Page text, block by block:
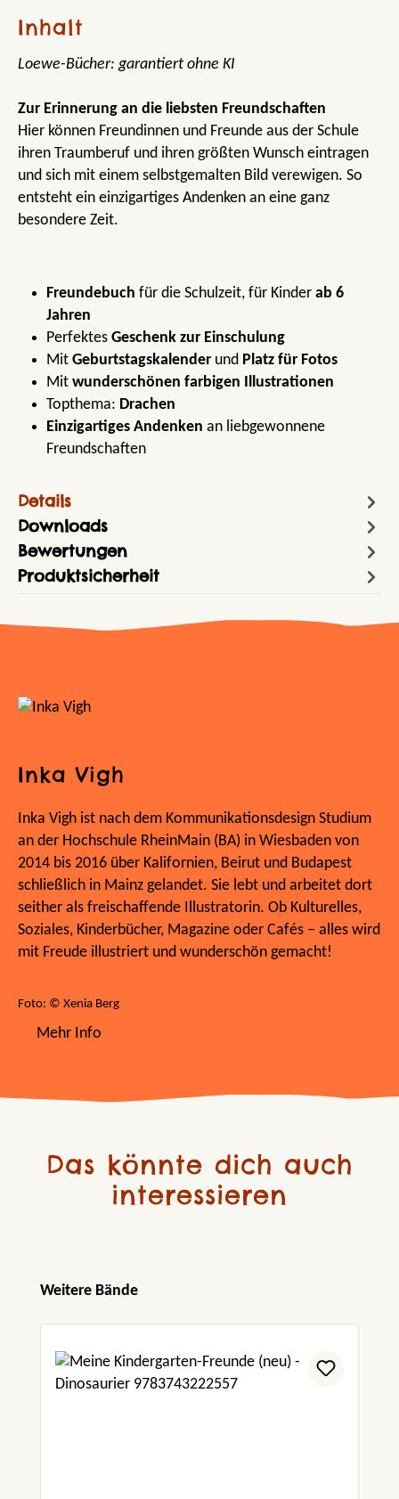
Inhalt
Loewe-Bücher: garantiert ohne KI
Zur Erinnerung an die liebsten Freundschaften
Hier können Freundinnen und Freunde aus der Schule
ihren Traumberuf und ihren größten Wunsch eintragen
und sich mit einem selbstgemalten Bild verewigen. So
entsteht ein einzigartiges Andenken an eine ganz
besondere Zeit.
Freundebuch für die Schulzeit, für Kinder ab 6
Jahren
Perfektes Geschenk zur Einschulung
Mit Geburtstagskalender und Platz für Fotos
Mit wunderschönen farbigen Illustrationen
Topthema: Drachen
Einzigartiges Andenken an liebgewonnene
Freundschaften
Details
Downloads
Bewertungen
Produktsicherheit
Inka Vigh
Inka Vigh ist nach dem Kommunikationsdesign Studium
an der Hochschule RheinMain (BA) in Wiesbaden von
2014 bis 2016 über Kalifornien, Beirut und Budapest
schließlich in Mainz gelandet. Sie lebt und arbeitet dort
seither als freischaffende Illustratorin. Ob Kulturelles,
Soziales, Kinderbücher, Magazine oder Cafés – alles wird
mit Freude illustriert und wunderschön gemacht!
Foto: © Xenia Berg
Mehr Info
Das könnte dich auch
interessieren
Produktgalerie überspringen
Weitere Bände